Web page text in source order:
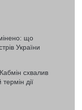
що
України
схвалив
дії